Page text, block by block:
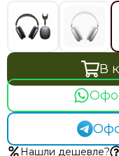
В
Нашли дешевле?